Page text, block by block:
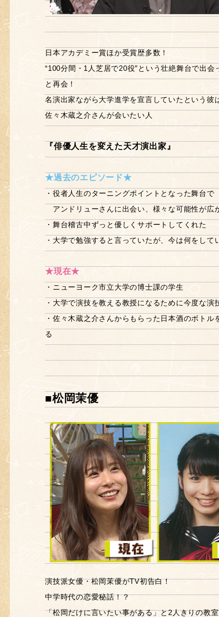
日本アカデミー賞ほか受賞歴多数！
“100分間・1人芝居で20役”という壮絶舞台で出会
と再会！
名演出家ながら大学進学を宣言していたという彼
佐々木蔵之介さんが会いたい人
『俳優人生を変えた天才演出家』
★過去のエピソード★
・役者人生のターニングポイントとなった舞台で
アンドリューさんに出会い、様々な可能性が広
・舞台稽古中ずっと優しくサポートしてくれた
・大学で勉強すると言っていたが、今は何をして
★現在★
・ニューヨーク市立大学の博士課の学生
・大学で演技を教える教授になるために今度な演
・佐々木蔵之介さんからもらった日本酒のボトル
る
■松岡茉優
演技派女優・松岡茉優がTV初告白！
中学時代の恋愛秘話！？
「松岡だけに言いたい事がある」と2人きりの教